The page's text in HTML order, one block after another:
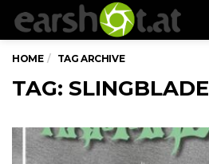
HOME TAG ARCHIVE
TAG: SLINGBLADE